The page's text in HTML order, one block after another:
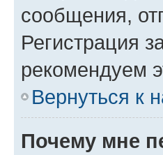
сообщения,
Регистрация
рекомендуем
Вернуться к
Почему мне